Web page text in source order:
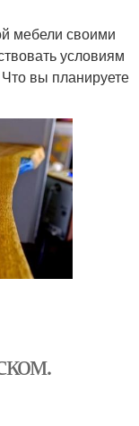
мебели своими
условиям
вы планируете